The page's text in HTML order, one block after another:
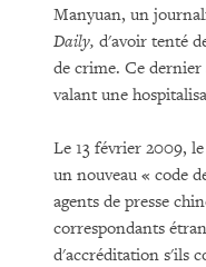
Manyuan, un
Daily, d'avoir tenté
de crime. Ce dernier
valant une
Le 13 février 2009,
un nouveau « code
agents de presse
correspondants
d'accréditation s'ils